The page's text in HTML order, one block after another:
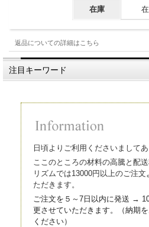
在庫
返品についての詳細はこちら
注目キーワード
日頃よりご利用くださいまして
ここのところの材料の高騰と配
リズムでは13000円以上のご注
ただきます。
ご注文を５～7日以内に発送 →
更させていただきます。（納期
ください）